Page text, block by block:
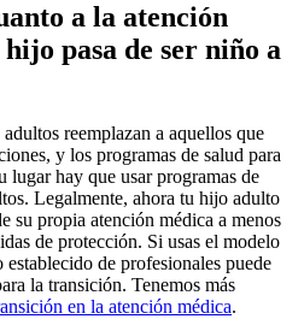
a la atención
pasa de ser niño a
reemplazan a aquellos que
y los programas de salud para
lugar hay que usar programas de
Legalmente, ahora tu hijo adulto
su propia atención médica a menos
de protección. Si usas el modelo
establecido de profesionales puede
la transición. Tenemos más
en la atención médica.